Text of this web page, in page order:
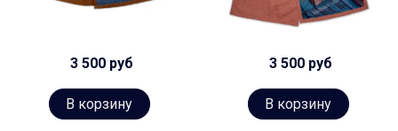
3 500 руб
В корзину
3 500 руб
В корзину